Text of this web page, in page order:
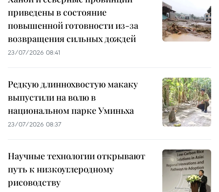
приведены в состояние
повышенной готовности из-за
возвращения сильных дождей
23/07/2026 08:41
Редкую длиннохвостую макаку
выпустили на волю в
национальном парке Уминьха
23/07/2026 08:37
Научные технологии открывают
путь к низкоуглеродному
рисоводству